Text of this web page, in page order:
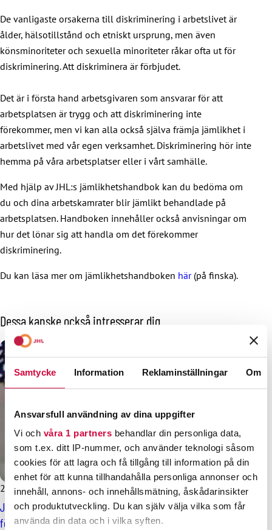
Samtycke Information Reklaminställningar Om
Ansvarsfull användning av dina uppgifter
Vi och våra 1 partners behandlar din personliga data,
som t.ex. ditt IP-nummer, och använder teknologi såsom
cookies för att lagra och få tillgång till information på din
enhet för att kunna tillhandahålla personliga annonser och
innehåll, annons- och innehållsmätning, åskådarinsikter
och produktutveckling. Du kan själv välja vilka som får
använda din data och i vilka syften.
De vanligaste orsakerna till diskriminering i arbetslivet är
ålder, hälsotillstånd och etniskt ursprung, men även
könsminoriteter och sexuella minoriteter råkar ofta ut för
diskriminering. Att diskriminera är förbjudet.
Det är i första hand arbetsgivaren som ansvarar för att
arbetsplatsen är trygg och att diskriminering inte
förekommer, men vi kan alla också själva främja jämlikhet i
arbetslivet med vår egen verksamhet. Diskriminering hör inte
hemma på våra arbetsplatser eller i vårt samhälle.
Med hjälp av JHL:s jämlikhetshandbok kan du bedöma om
du och dina arbetskamrater blir jämlikt behandlade på
arbetsplatsen. Handboken innehåller också anvisningar om
hur det lönar sig att handla om det förekommer
diskriminering.
Du kan läsa mer om jämlikhetshandboken här(på finska).
Dessa kanske också intresserar dig
25.11.2025 Nyheter
JHL:s enkät: en tredjedel av förbundets medlemmar utsatts
för diskriminering på arbetsplatsen